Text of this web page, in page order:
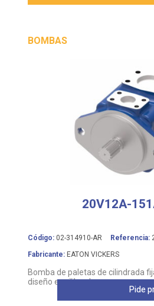
BOMBAS
20V12A-
Código: 02-314910-AR Referencia:
Fabricante: EATON VICKERS
Bomba de paletas de cilindrada
diseño equilibrado
Pide